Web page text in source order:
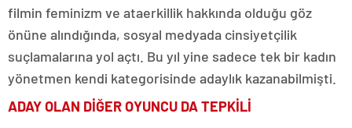
filmin feminizm ve ataerkillik hakkında olduğu göz
önüne alındığında, sosyal medyada cinsiyetçilik
suçlamalarına yol açtı. Bu yıl yine sadece tek bir kadın
yönetmen kendi kategorisinde adaylık kazanabilmişti.
ADAY OLAN DİĞER OYUNCU DA TEPKİLİ